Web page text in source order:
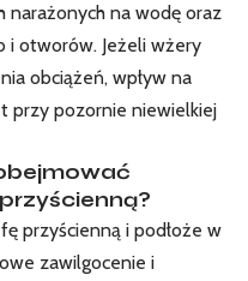
narażonych na wodę oraz
i otworów. Jeżeli wżery
obciążeń, wpływ na
przy pozornie niewielkiej
przyścienną i podłoże w
zawilgocenie i